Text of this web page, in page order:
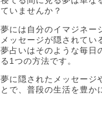
ていませんか？
夢には自分のイマジネー
メッセージが隠されてい
夢占いはそのような毎日
る1つの方法です。
夢に隠されたメッセージ
とで、普段の生活を豊か